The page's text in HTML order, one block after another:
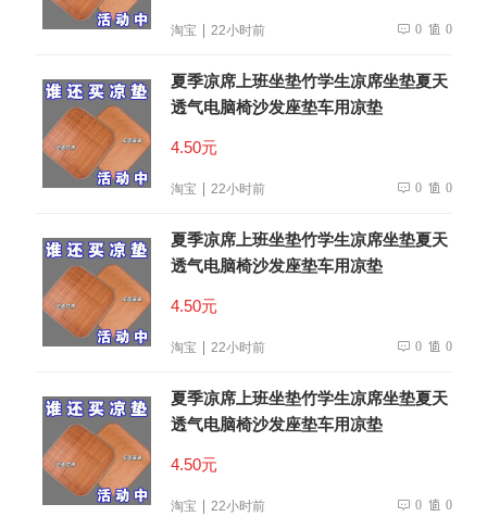
淘宝 22小时前 0 0
夏季凉席上班坐垫竹学生凉席坐垫夏天
透气电脑椅沙发座垫车用凉垫
4.50元
淘宝 22小时前 0 0
夏季凉席上班坐垫竹学生凉席坐垫夏天
透气电脑椅沙发座垫车用凉垫
4.50元
淘宝 22小时前 0 0
夏季凉席上班坐垫竹学生凉席坐垫夏天
透气电脑椅沙发座垫车用凉垫
4.50元
淘宝 22小时前 0 0